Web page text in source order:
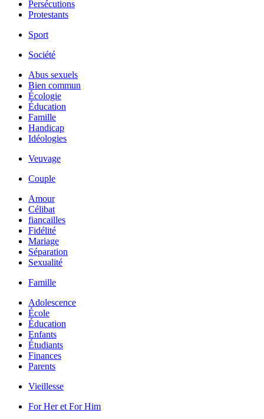
Persécutions
Protestants
Sport
Société
Abus sexuels
Bien commun
Écologie
Éducation
Famille
Handicap
Idéologies
Veuvage
Couple
Amour
Célibat
fiancailles
Fidélité
Mariage
Séparation
Sexualité
Famille
Adolescence
École
Éducation
Enfants
Étudiants
Finances
Parents
Vieillesse
For Her et For Him